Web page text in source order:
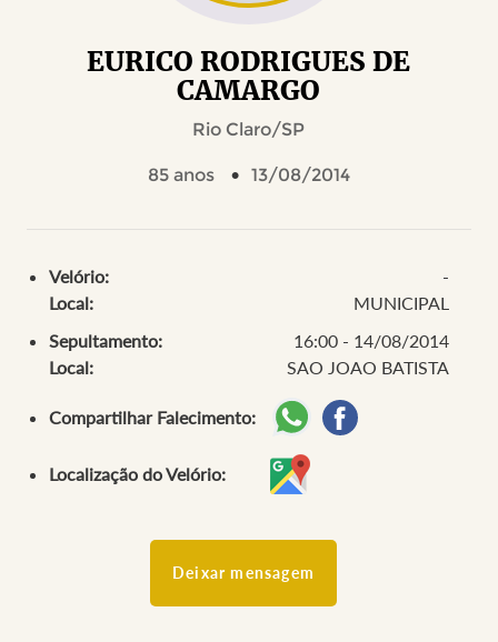
EURICO RODRIGUES DE
CAMARGO
Rio Claro/SP
85 anos 13/08/2014
Velório:
-
Local:
MUNICIPAL
Sepultamento:
16:00 - 14/08/2014
Local:
SAO JOAO BATISTA
Compartilhar Falecimento:
Localização do Velório:
Deixar mensagem